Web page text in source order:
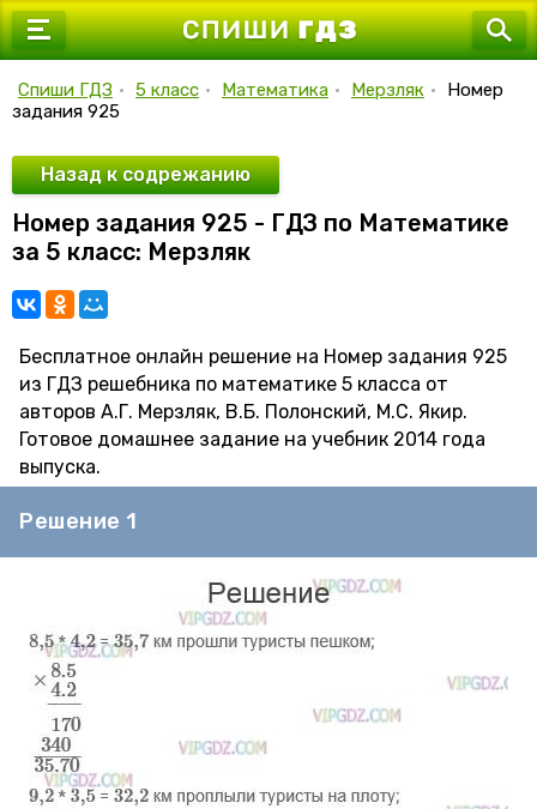
7 класс
9 класс
10 класс
11 класс
Спиши ГДЗ • 5 класс • Математика • Мерзляк •
Номер
задания 925
Назад к содрежанию
Номер задания 925 - ГДЗ по Математике
за 5 класс: Мерзляк
Бесплатное онлайн решение на Номер задания 925
из ГДЗ решебника по математике 5 класса от
авторов А.Г. Мерзляк, В.Б. Полонский, М.С. Якир.
Готовое домашнее задание на учебник 2014 года
выпуска.
Решение 1